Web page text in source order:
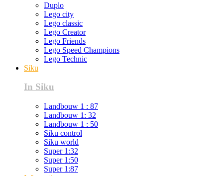
Duplo
Lego city
Lego classic
Lego Creator
Lego Friends
Lego Speed Champions
Lego Technic
Siku
In Siku
Landbouw 1 : 87
Landbouw 1: 32
Landbouw 1 : 50
Siku control
Siku world
Super 1:32
Super 1:50
Super 1:87